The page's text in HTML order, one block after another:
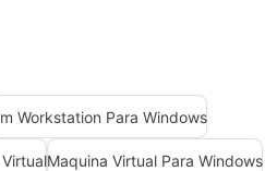
Workstation Para Windows
Maquina Virtual Para Windows